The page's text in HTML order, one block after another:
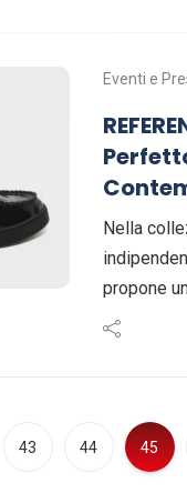
Eventi e
Nella
propone
43 44 45